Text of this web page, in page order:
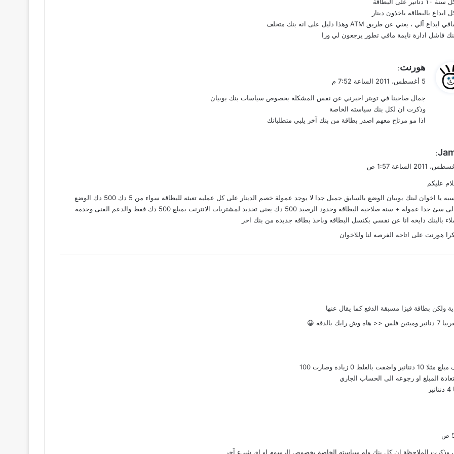
ل
هورنت:
5 أغسطس، 2011 الساعة 7:52 م
جمال صاحبنا في تويتر اخبرني عن نفس المشكلة بخصوص سياسات بنك بوبيان
وذكرت ان لكل بنك سياسته الخاصة
اذا مو مرتاح معهم اصدر بطاقة من بنك آخر يلبي متطلباتك
:
عليكم
بالنسبه يا اخوان لبنك بوبيان الوضع بالسابق جميل جدا لا يوجد عمولة خصم الدينار على كل عمليه تعبئه للبطاقه سواء من 5 دك 500 دك الوضع
الحالى سئ جدا عمولة + سنه صلاحيه البطاقه وحدود الرصيد 500 دك يعنى تحديد لمشتريات الانترنت بمبلغ 500 دك فقط والدعم الفنى وخدمه
بالبنك دايخه انا عن نفسي بكنسل البطاقه وباخذ بطاقه جديده من بنك اخر
هورنت على اتاحه الفرصه لنا وللاخوان
ولكن بطاقة فيزا مسبقة الدفع كما يقال عنها
زيادة وصارت 100
المبلغ او رجوعه الى الحساب الجاري
وذكرت الملاحظة إن كل بنك وله سياسته الخاصة بخصوص الرسوم او اي شيء آخر